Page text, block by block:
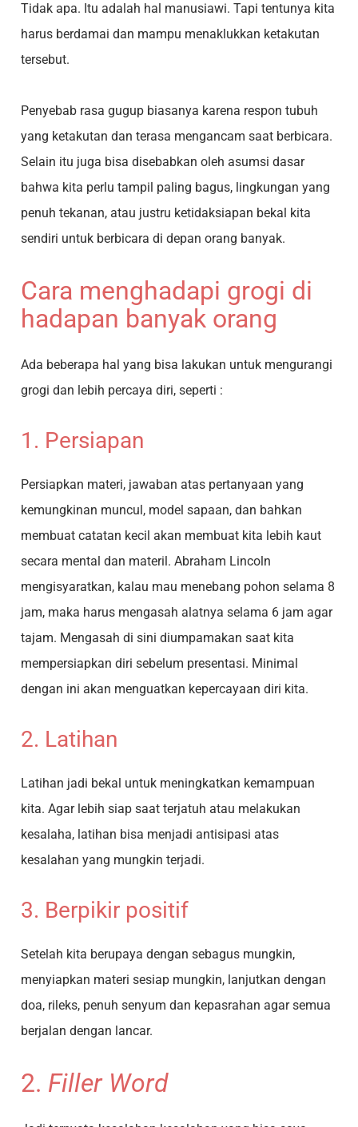
Tidak apa. Itu adalah hal manusiawi. Tapi tentunya kita
harus berdamai dan mampu menaklukkan ketakutan
tersebut.
Penyebab rasa gugup biasanya karena respon tubuh
yang ketakutan dan terasa mengancam saat berbicara.
Selain itu juga bisa disebabkan oleh asumsi dasar
bahwa kita perlu tampil paling bagus, lingkungan yang
penuh tekanan, atau justru ketidaksiapan bekal kita
sendiri untuk berbicara di depan orang banyak.
Cara menghadapi grogi di
hadapan banyak orang
Ada beberapa hal yang bisa lakukan untuk mengurangi
grogi dan lebih percaya diri, seperti :
1. Persiapan
Persiapkan materi, jawaban atas pertanyaan yang
kemungkinan muncul, model sapaan, dan bahkan
membuat catatan kecil akan membuat kita lebih kaut
secara mental dan materil. Abraham Lincoln
mengisyaratkan, kalau mau menebang pohon selama 8
jam, maka harus mengasah alatnya selama 6 jam agar
tajam. Mengasah di sini diumpamakan saat kita
mempersiapkan diri sebelum presentasi. Minimal
dengan ini akan menguatkan kepercayaan diri kita.
2. Latihan
Latihan jadi bekal untuk meningkatkan kemampuan
kita. Agar lebih siap saat terjatuh atau melakukan
kesalaha, latihan bisa menjadi antisipasi atas
kesalahan yang mungkin terjadi.
3. Berpikir positif
Setelah kita berupaya dengan sebagus mungkin,
menyiapkan materi sesiap mungkin, lanjutkan dengan
doa, rileks, penuh senyum dan kepasrahan agar semua
berjalan dengan lancar.
2. Filler Word